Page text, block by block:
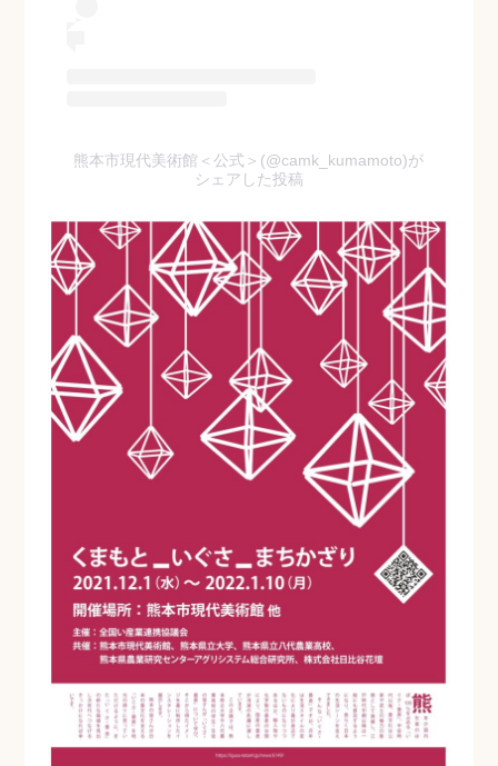
熊本市現代美術館＜公式＞(@camk_kumamoto)が
シェアした投稿